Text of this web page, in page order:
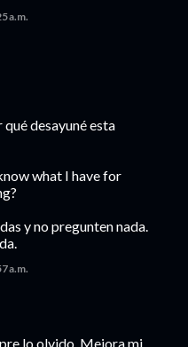
a.m.
desayuné esta
what I have for
y no pregunten nada.
a.m.
lo olvido. Mejora mi